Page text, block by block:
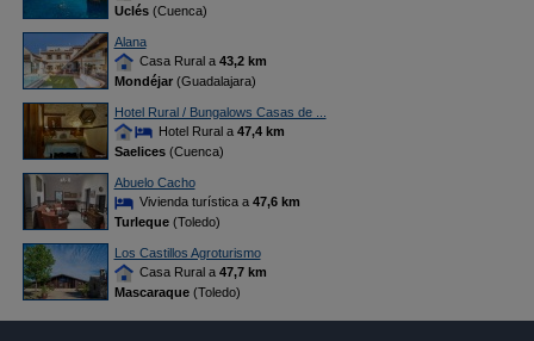
Uclés(Cuenca)
Alana
Casa Rural a 43,2 km
Mondéjar(Guadalajara)
Hotel Rural / Bungalows Casas de ...
Hotel Rural a 47,4 km
Saelices(Cuenca)
Abuelo Cacho
Vivienda turística a 47,6 km
Turleque(Toledo)
Los Castillos Agroturismo
Casa Rural a 47,7 km
Mascaraque(Toledo)